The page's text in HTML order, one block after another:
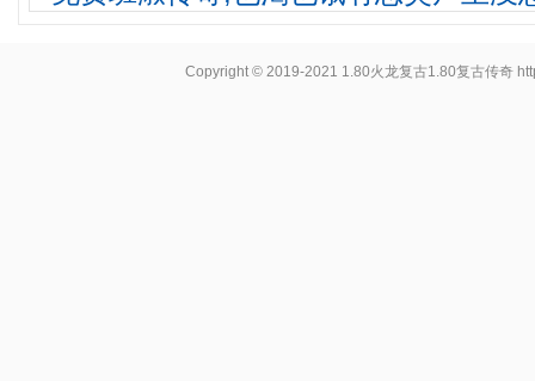
Copyright © 2019-2021 1.80火龙复古1.80复古传奇